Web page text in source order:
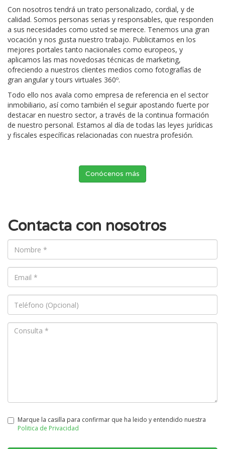
Con nosotros tendrá un trato personalizado, cordial, y de
calidad. Somos personas serias y responsables, que responden
a sus necesidades como usted se merece. Tenemos una gran
vocación y nos gusta nuestro trabajo. Publicitamos en los
mejores portales tanto naciionales como europeos, y
aplicamos las mas novedosas técnicas de marketing,
ofreciendo a nuestros clientes medios como fotografías de
gran angular y tours virtuales 360º.
Todo ello nos avala como empresa de referencia en el sector
inmobiliario, así como también el seguir apostando fuerte por
destacar en nuestro sector, a través de la continua formación
de nuestro personal. Estamos al día de todas las leyes jurídicas
y fiscales específicas relacionadas con nuestra profesión.
Conócenos más
Contacta con nosotros
Marque la casilla para confirmar que ha leido y entendido nuestra
Politica de Privacidad